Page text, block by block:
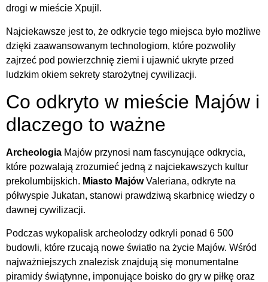
drogi w mieście Xpujil.
Najciekawsze jest to, że odkrycie tego miejsca było możliwe
dzięki zaawansowanym technologiom, które pozwoliły
zajrzeć pod powierzchnię ziemi i ujawnić ukryte przed
ludzkim okiem sekrety starożytnej cywilizacji.
Co odkryto w mieście Majów i
dlaczego to ważne
Archeologia Majów przynosi nam fascynujące odkrycia,
które pozwalają zrozumieć jedną z najciekawszych kultur
prekolumbijskich. Miasto MajówValeriana, odkryte na
półwyspie Jukatan, stanowi prawdziwą skarbnicę wiedzy o
dawnej cywilizacji.
Podczas wykopalisk archeolodzy odkryli ponad 6 500
budowli, które rzucają nowe światło na życie Majów. Wśród
najważniejszych znalezisk znajdują się monumentalne
piramidy świątynne, imponujące boisko do gry w piłkę oraz